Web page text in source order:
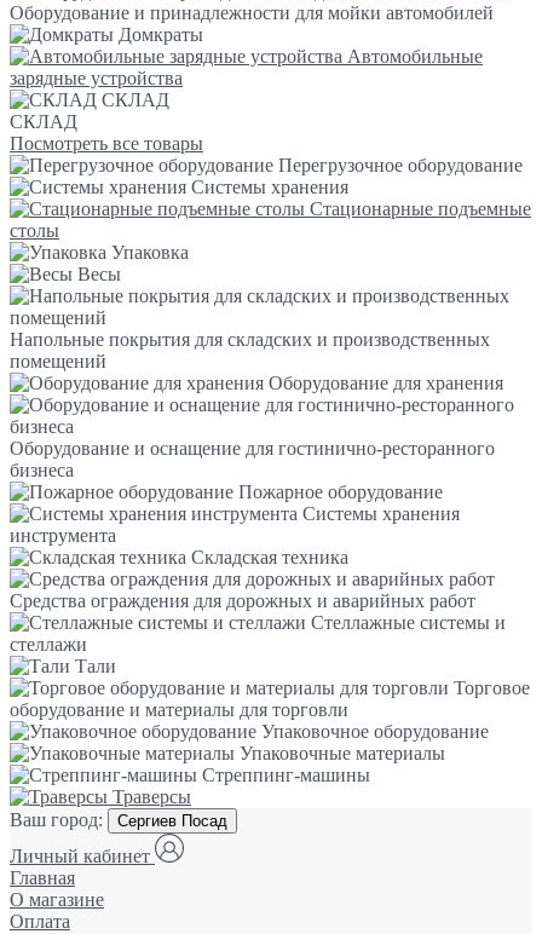
Оборудование и принадлежности для мойки автомобилей
Домкраты
Автомобильные
зарядные устройства
СКЛАД
СКЛАД
Посмотреть все товары
Перегрузочное оборудование
Системы хранения
Стационарные подъемные
столы
Упаковка
Весы
Напольные покрытия для складских и производственных
помещений
Оборудование для хранения
Оборудование и оснащение для гостинично-ресторанного
бизнеса
Пожарное оборудование
Системы хранения
инструмента
Складская техника
Средства ограждения для дорожных и аварийных работ
Стеллажные системы и
стеллажи
Тали
Торговое
оборудование и материалы для торговли
Упаковочное оборудование
Упаковочные материалы
Стреппинг-машины
Траверсы
Ваш город:
Сергиев Посад
Личный кабинет
Главная
О магазине
Оплата